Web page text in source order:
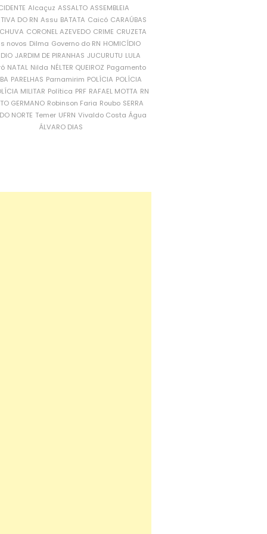
Alcaçuz ASSALTO ASSEMBLEIA
DO RN Assu BATATA Caicó CARAÚBAS
CORONEL AZEVEDO CRIME CRUZETA
novos Dilma Governo do RN HOMICÍDIO
JARDIM DE PIRANHAS JUCURUTU LULA
NATAL Nilda NÉLTER QUEIROZ Pagamento
PARELHAS Parnamirim POLÍCIA POLÍCIA
MILITAR Política PRF RAFAEL MOTTA RN
GERMANO Robinson Faria Roubo SERRA
NORTE Temer UFRN Vivaldo Costa Água
ÁLVARO DIAS